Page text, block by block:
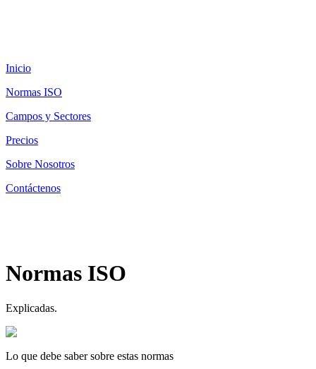
Inicio
Normas ISO
Campos y Sectores
Precios
Sobre Nosotros
Contáctenos
Normas ISO
Explicadas.
Lo que debe saber sobre estas normas